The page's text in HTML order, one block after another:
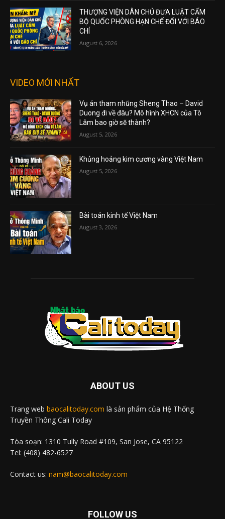
THƯỢNG VIỆN DÂN CHỦ ĐƯA LUẬT CẤM
BỘ QUỐC PHÒNG HẠN CHẾ ĐỐI VỚI BÁO
CHÍ
August 6, 2026
VIDEO MỚI NHẤT
Vụ án tham nhũng Sheng Thao – David
Duong đi về đâu? Mô hình XHCN của Tô
Lâm bao giờ sẽ thành?
August 5, 2026
Khủng hoảng kim cương vàng Việt Nam
August 5, 2026
Bài toán kinh tế Việt Nam
August 3, 2026
ABOUT US
Trang web baocalitoday.com là sản phẩm của Hệ Thống
Truyền Thông Cali Today
Tòa soạn: 1310 Tully Road #109, San Jose, CA 95122
Tel: (408) 482-6527
Contact us: nam@baocalitoday.com
FOLLOW US